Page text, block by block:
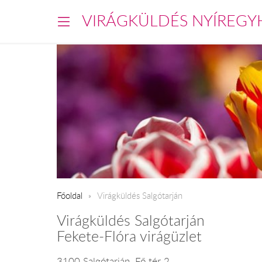
VIRÁGKÜLDÉS
Főoldal Virágküldés Salgótarján
Virágküldés Salgótarján
Fekete-Flóra virágüzlet